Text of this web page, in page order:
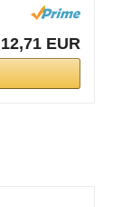
12,71 EUR